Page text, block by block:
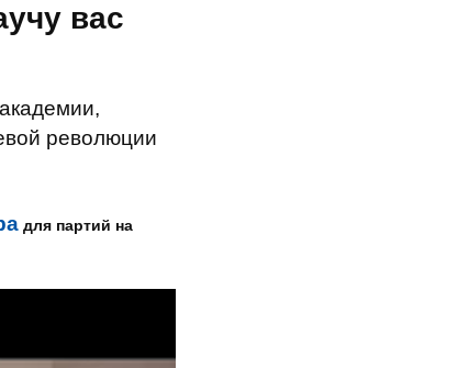
вас
революции
для партий на